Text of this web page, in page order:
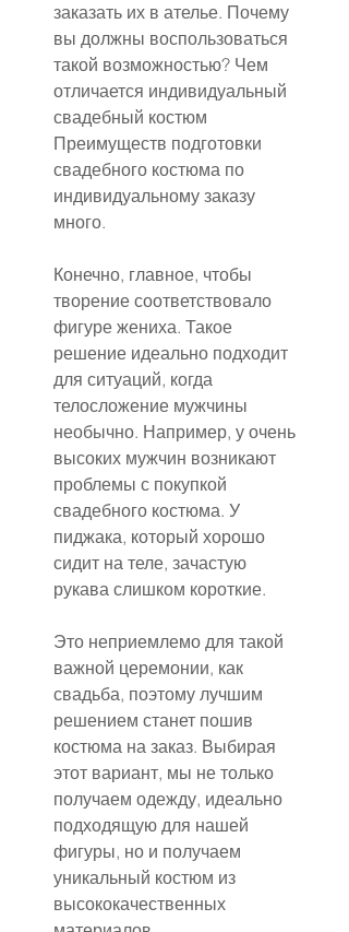
заказать их в ателье. Почему
вы должны воспользоваться
такой возможностью? Чем
отличается индивидуальный
свадебный костюм
Преимуществ подготовки
свадебного костюма по
индивидуальному заказу
много.
Конечно, главное, чтобы
творение соответствовало
фигуре жениха. Такое
решение идеально подходит
для ситуаций, когда
телосложение мужчины
необычно. Например, у очень
высоких мужчин возникают
проблемы с покупкой
свадебного костюма. У
пиджака, который хорошо
сидит на теле, зачастую
рукава слишком короткие.
Это неприемлемо для такой
важной церемонии, как
свадьба, поэтому лучшим
решением станет пошив
костюма на заказ. Выбирая
этот вариант, мы не только
получаем одежду, идеально
подходящую для нашей
фигуры, но и получаем
уникальный костюм из
высококачественных